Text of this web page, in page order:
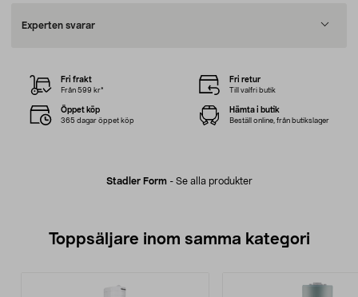
Experten svarar
Stadler Form- Se alla produkter
Fri frakt
Från 599 kr*
Fri retur
Till valfri butik
Öppet köp
365 dagar öppet köp
Hämta i butik
Beställ online, från butikslager
Toppsäljare inom samma kategori